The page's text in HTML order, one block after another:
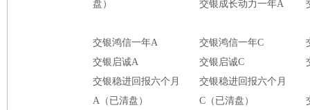
盘） 交银成长动力一年A
交银鸿信一年A 交银鸿信一年C
交银启诚A
交银启诚C
交银稳进回报六个月
A（已清盘）
交银稳进回报六个月
C（已清盘）